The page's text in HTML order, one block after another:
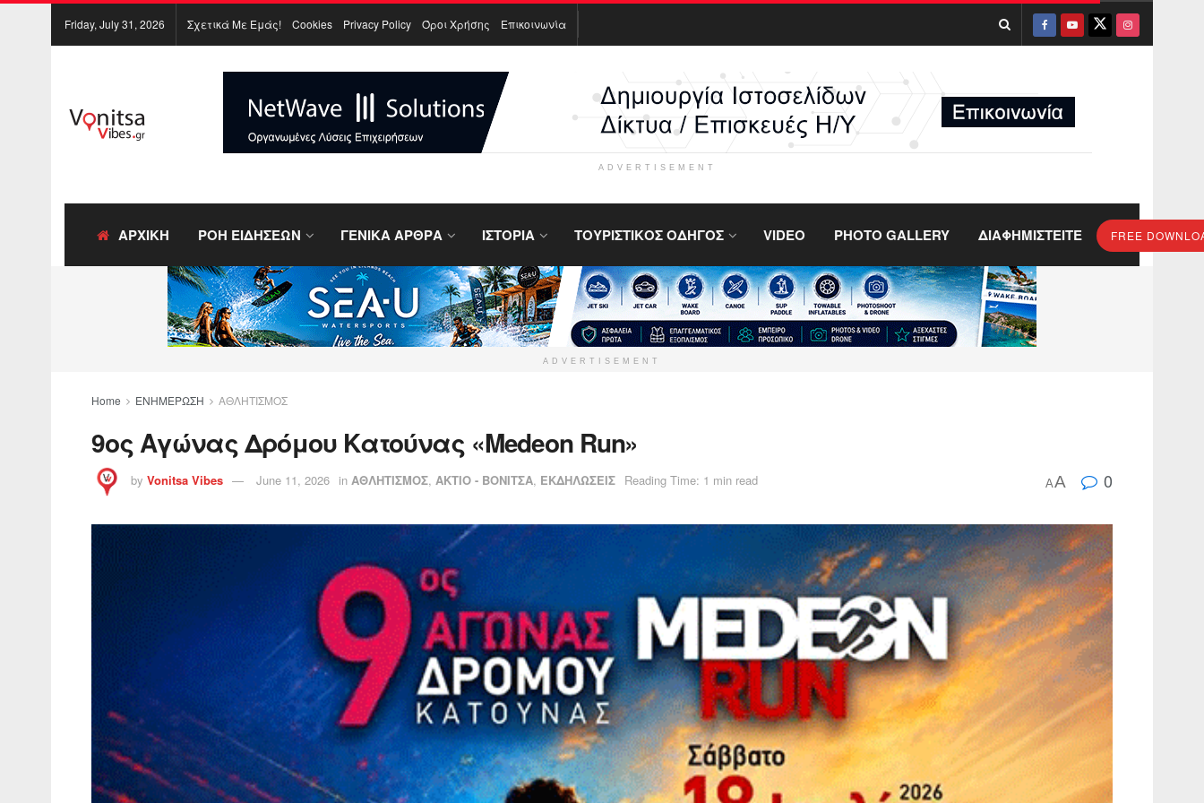
Friday, July 31, 2026 Σχετικά Με Εμάς! Cookies Privacy Policy Όροι Χρήσης Επικοινωνία
ADVERTISEMENT
ΑΡΧΙΚΗ ΡΟΗ ΕΙΔΗΣΕΩΝ ΓΕΝΙΚΑ ΑΡΘΡΑ ΙΣΤΟΡΙΑ ΤΟΥΡΙΣΤΙΚΟΣ ΟΔΗΓΟΣ VIDEO PHOTO GALLERY ΔΙΑΦΗΜΙΣΤΕΙΤΕ FREE
ADVERTISEMENT
Home ΕΝΗΜΕΡΩΣΗ ΑΘΛΗΤΙΣΜΟΣ
9ος Αγώνας Δρόμου Κατούνας «Medeon Run»
by Vonitsa Vibes June 11, 2026 in ΑΘΛΗΤΙΣΜΟΣ, ΑΚΤΙΟ - ΒΟΝΙΤΣΑ, ΕΚΔΗΛΩΣΕΙΣ Reading Time: 1 min read AA 0